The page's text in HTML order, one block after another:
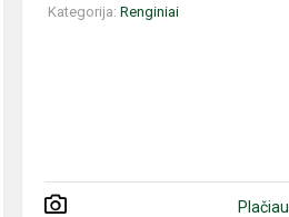
Kategorija:Renginiai
Plačiau